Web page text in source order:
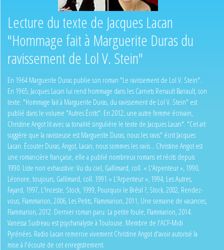
Lecture du texte de Jacques Lacan
"Hommage fait à Marguerite Duras du
ravissement de Lol V. Stein"
En 1964 Marguerite Duras publie son roman "Le ravissement de Lol V. Stein".
En 1965, Jacques Lacan lui rend hommage dans les Carnets Renault Barrault, son
texte: "Hommage fait à Marguerite Duras, du ravissement de Lol V. Stein" est
publié dans le volume "Autres Écrits". En 2012, une autre femme écrivain,
Christine Angot lit avec sa tonalité singulière le texte de Jacques Lacan*. "Cet art
suggère que la ravisseuse est Marguerite Duras, nous les ravis" écrit Jacques
Lacan. Écouter Duras, Angot, Lacan, nous sommes les ravis... Christine Angot est
une romancière française, elle a publié nombreux romans et récits depuis
1990. Liste non exhaustive: Vu du ciel, Gallimard, coll. « L'Arpenteur », 1990,
Léonore, toujours, Gallimard, coll. 1991 « L'Arpenteur », 1994, Les Autres,
Fayard, 1997, L'Inceste, Stock, 1999, Pourquoi le Brésil ?, Stock, 2002, Rendez-
vous, Flammarion, 2006, Les Petits, Flammarion, 2011, Une semaine de vacances,
Flammarion, 2012. Dernier roman paru: La petite foule, Flammarion, 2014.
Vanessa Sudreau est psychanalyste à Toulouse. Membre de l'ACF-Midi
Pyrénées. Radio Lacan remercie vivement Christine Angot d'avoir autorisé la
mise à l'écoute de cet enregistrement.